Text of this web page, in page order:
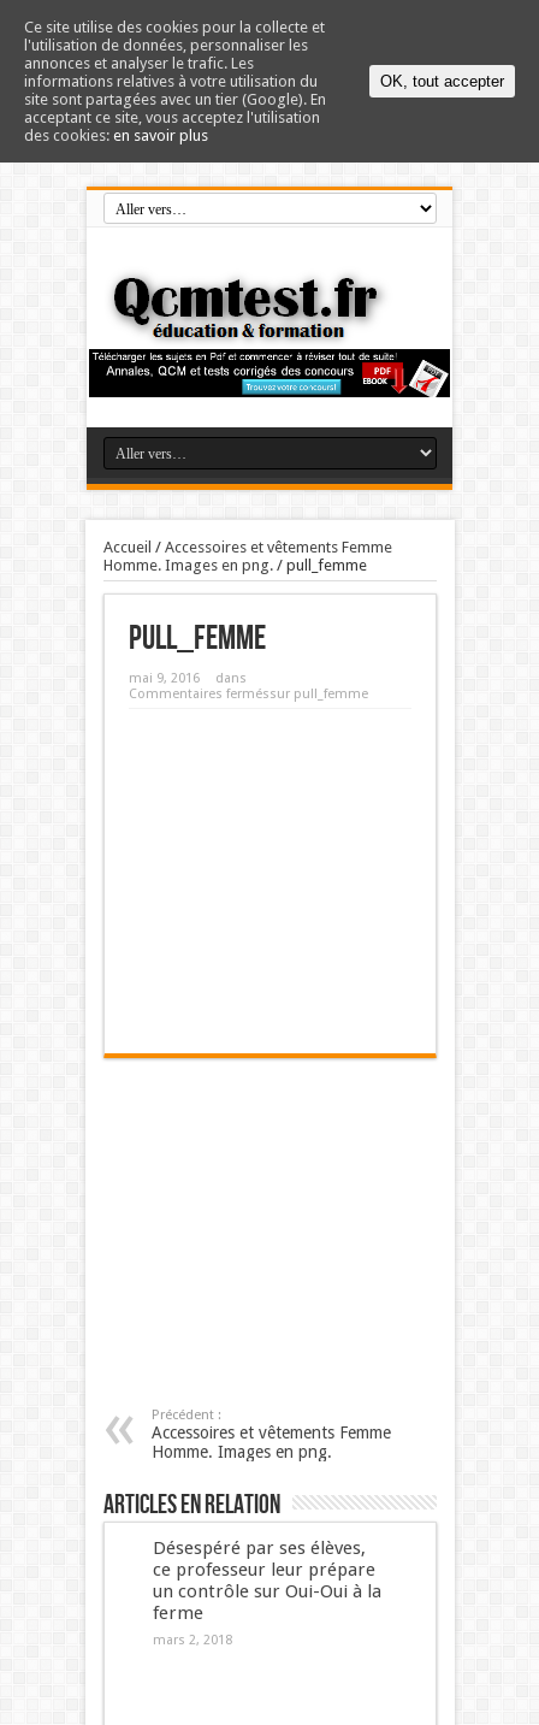
Accueil / Accessoires et vêtements Femme
Homme. Images en png./ pull_femme
pull_femme
mai 9, 2016
dans
Commentaires ferméssur pull_femme
Précédent :
Accessoires et vêtements Femme
Homme. Images en png.
Articles en relation
Désespéré par ses élèves,
ce professeur leur prépare
un contrôle sur Oui-Oui à la
ferme
mars 2, 2018
Ce site utilise des cookies pour la collecte et
l'utilisation de données, personnaliser les
annonces et analyser le trafic. Les
informations relatives à votre utilisation du
site sont partagées avec un tier (Google). En
acceptant ce site, vous acceptez l'utilisation
des cookies: en savoir plus
OK, tout accepter